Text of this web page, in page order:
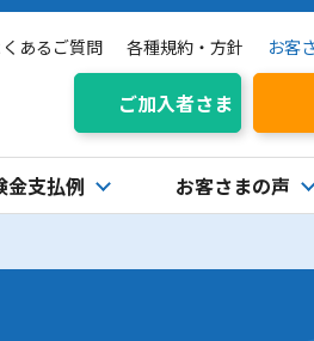
くあるご質問 各種規約・方針 お客
ご加入者さま
金支払例 お客さまの声